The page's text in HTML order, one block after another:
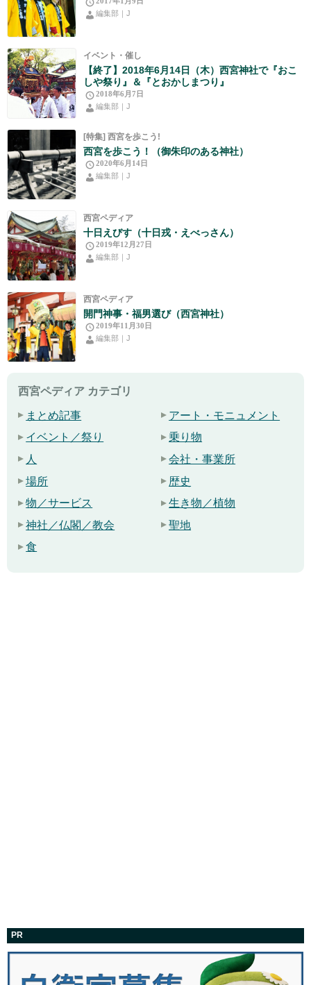
編集部｜J
イベント・催し
【終了】2018年6月14日（木）西宮神社で『おこ
しや祭り』＆『とおかしまつり』
2018年6月7日
編集部｜J
[特集] 西宮を歩こう!
西宮を歩こう！（御朱印のある神社）
2020年6月14日
編集部｜J
西宮ペディア
十日えびす（十日戎・えべっさん）
2019年12月27日
編集部｜J
西宮ペディア
開門神事・福男選び（西宮神社）
2019年11月30日
編集部｜J
西宮ペディア カテゴリ
まとめ記事
アート・モニュメント
イベント／祭り
乗り物
人
会社・事業所
場所
歴史
物／サービス
生き物／植物
神社／仏閣／教会
聖地
食
PR